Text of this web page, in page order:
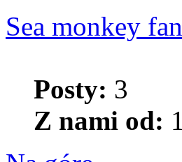
Sea monkey fan
Posty: 3
Z nami od: